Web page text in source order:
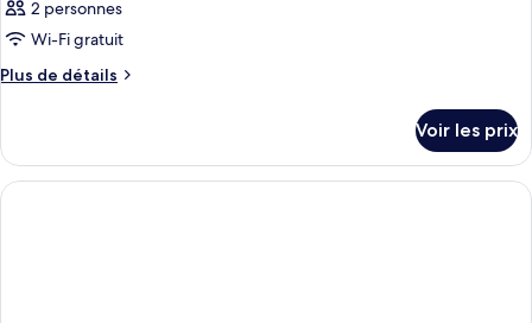
2 personnes
Wi-Fi gratuit
Plus de détails
Plus
le
type
de
Voir les prix